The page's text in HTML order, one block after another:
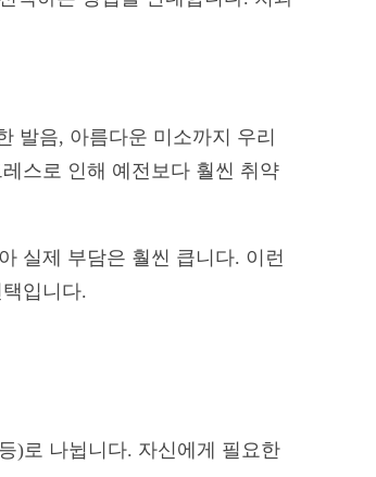
발음, 아름다운 미소까지 우리
스로 인해 예전보다 훨씬 취약
실제 부담은 훨씬 큽니다. 이런
입니다.
)로 나뉩니다. 자신에게 필요한